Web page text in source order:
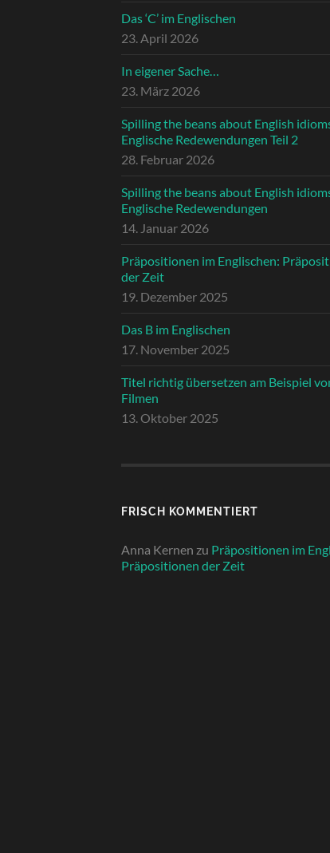
Das ‘C’ im Englischen
23. April 2026
In eigener Sache…
23. März 2026
Spilling the beans about English
Englische Redewendungen Teil 2
28. Februar 2026
Spilling the beans about English
Englische Redewendungen
14. Januar 2026
Präpositionen im Englischen:
der Zeit
19. Dezember 2025
Das B im Englischen
17. November 2025
Titel richtig übersetzen am Beispiel
Filmen
13. Oktober 2025
FRISCH KOMMENTIERT
Anna Kernen zu Präpositionen im
Präpositionen der Zeit